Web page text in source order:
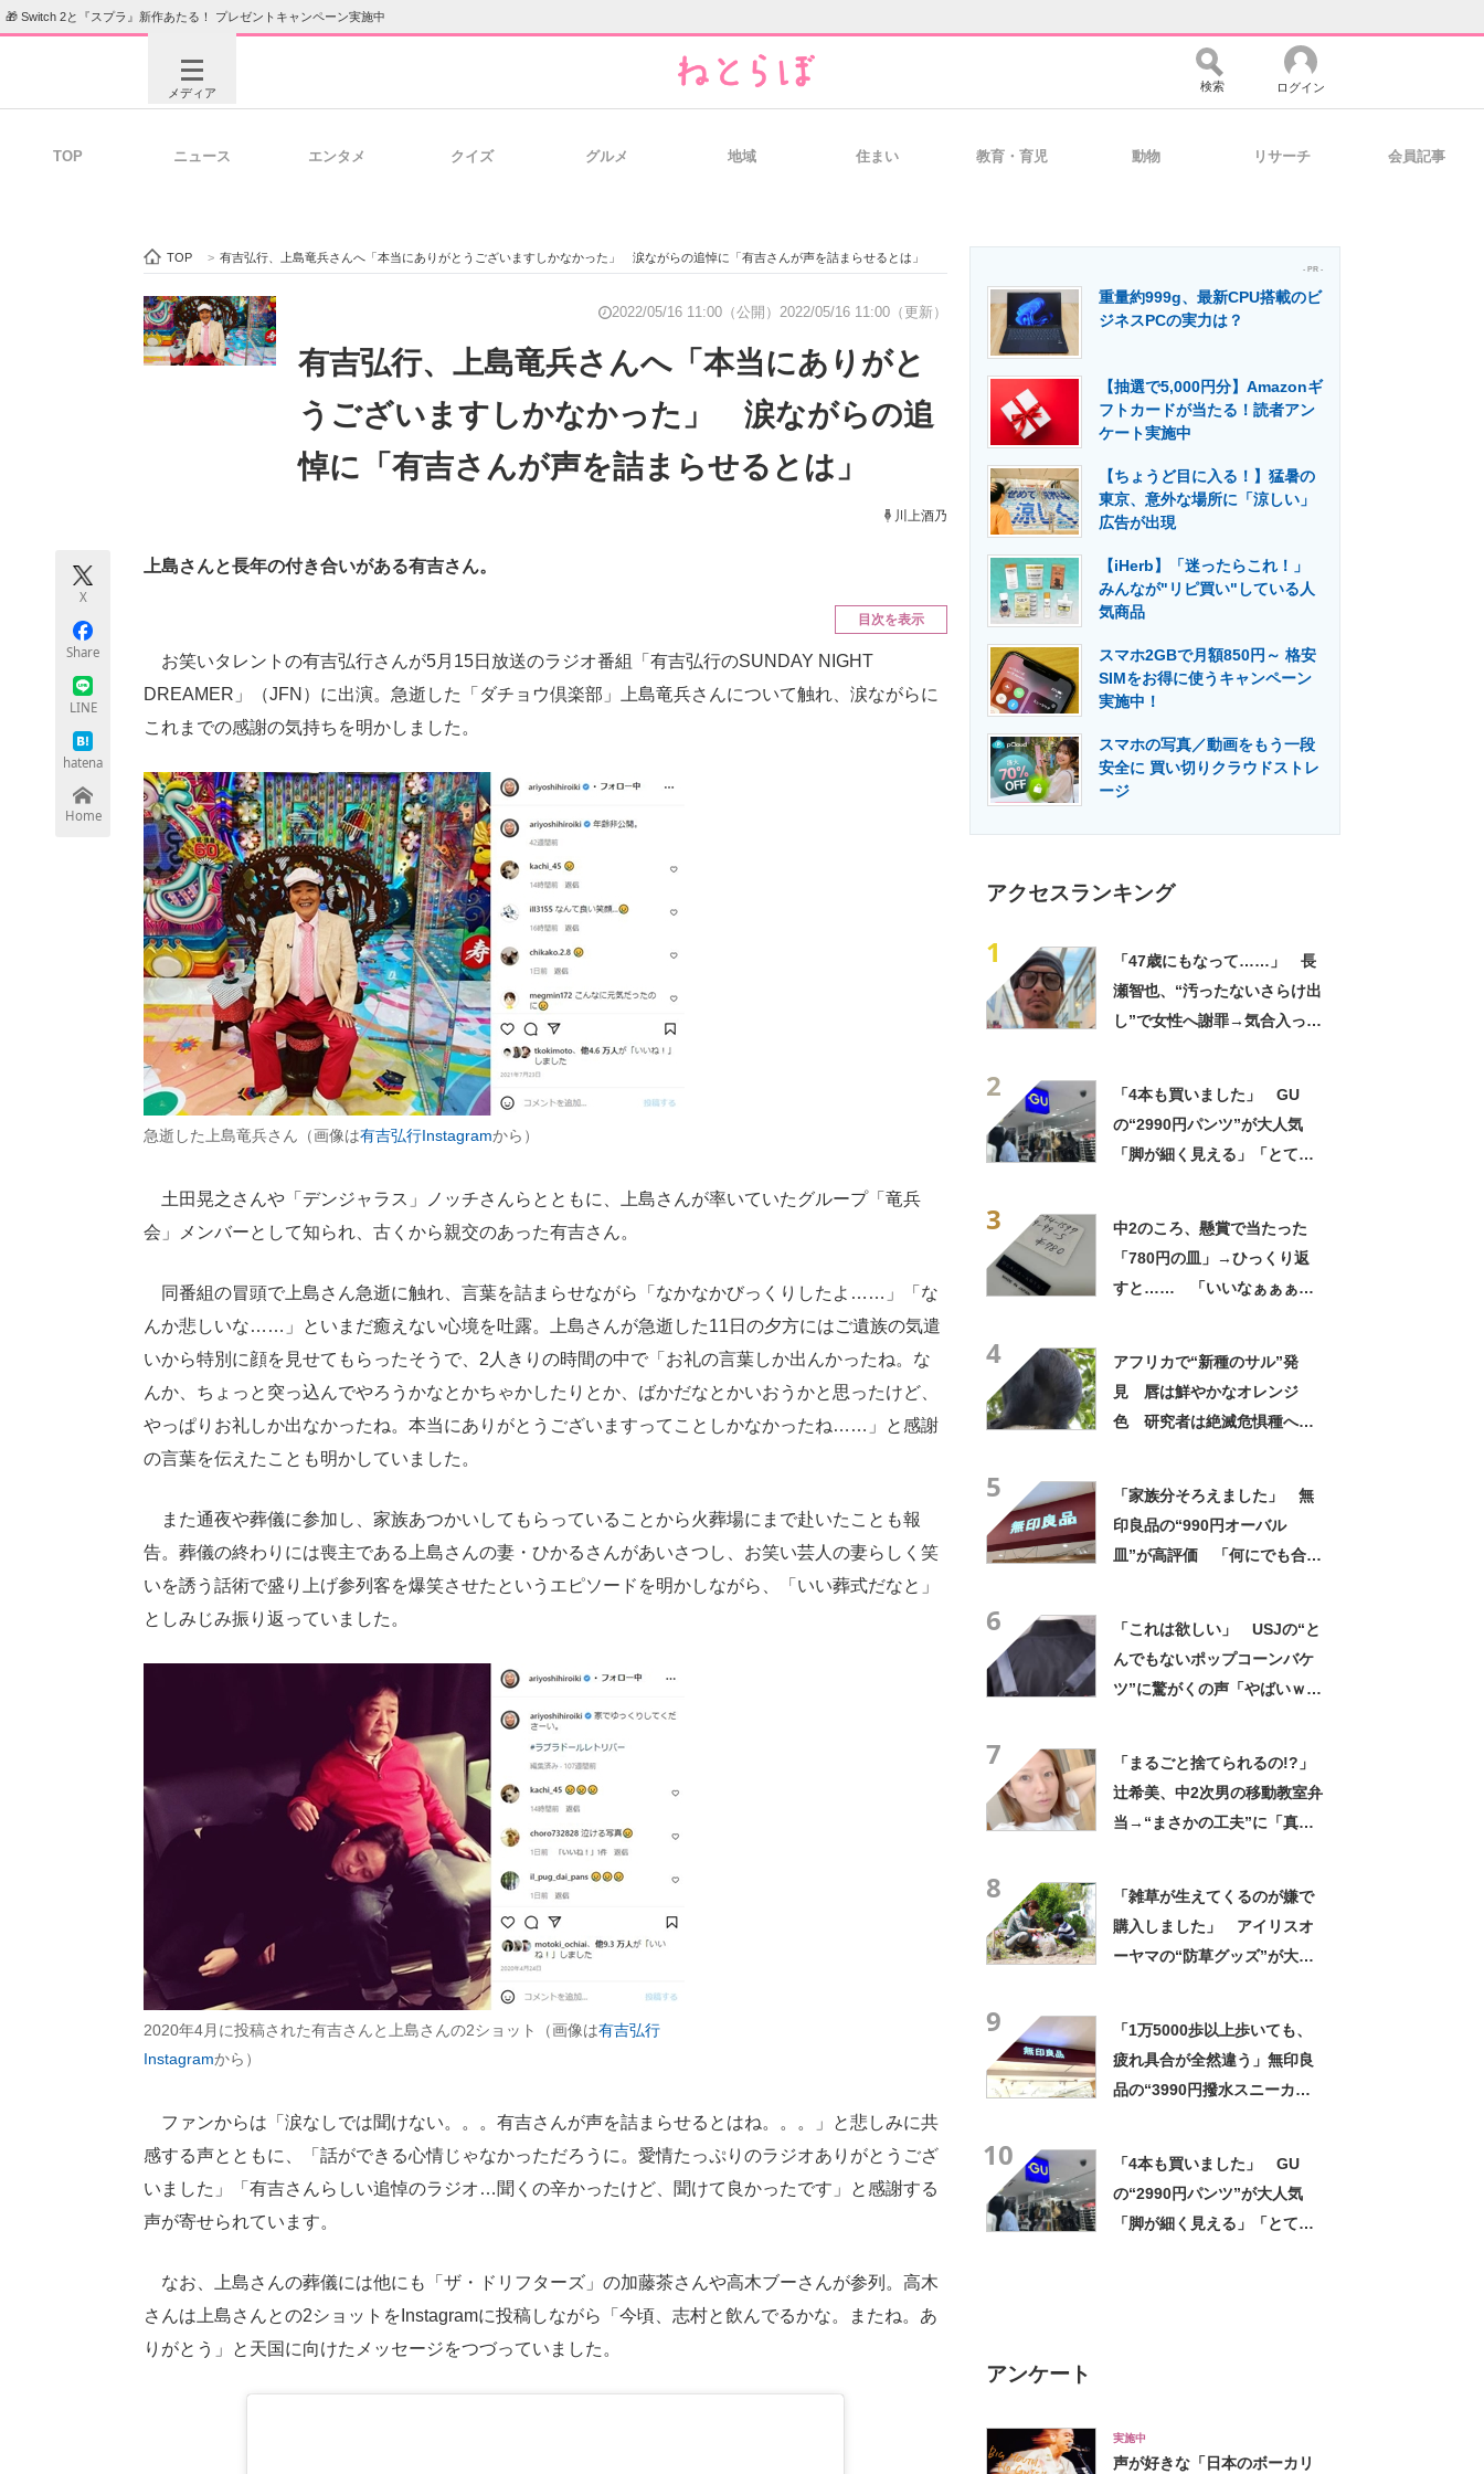
🎁 Switch 2と『スプラ』新作あたる！ プレゼントキャンペーン実施中
メディア
ビジネスと働き方のヒント 経営リーダーのコミュニティ マーケ×ITの今がよく分かる
ITエンジニア向け専門サイト 企業向けIT製品の総合サイト IT製品の技術・比較・事例 製造業のIT導入・活用を支援
エネルギーの専門メディア 建設×テクノロジーの最前線
検索 ログイン
TOP ニュース エンタメ クイズ グルメ 地域 住まい 教育・育児 動物 リサーチ 会員記事
TOP > 有吉弘行、上島竜兵さんへ「本当にありがとうございますしかなかった」 涙ながらの追悼に「有吉さんが声を詰まらせるとは」
2022/05/16 11:00（公開） 2022/05/16 11:00（更新）
有吉弘行、上島竜兵さんへ「本当にありがと
うございますしかなかった」 涙ながらの追
悼に「有吉さんが声を詰まらせるとは」
川上酒乃
X
Share
LINE
hatena
Home
上島さんと長年の付き合いがある有吉さん。
目次を表示
お笑いタレントの有吉弘行さんが5月15日放送のラジオ番組「有吉弘行のSUNDAY NIGHT
DREAMER」（JFN）に出演。急逝した「ダチョウ倶楽部」上島竜兵さんについて触れ、涙ながらに
これまでの感謝の気持ちを明かしました。
急逝した上島竜兵さん（画像は有吉弘行Instagramから）
土田晃之さんや「デンジャラス」ノッチさんらとともに、上島さんが率いていたグループ「竜兵
会」メンバーとして知られ、古くから親交のあった有吉さん。
同番組の冒頭で上島さん急逝に触れ、言葉を詰まらせながら「なかなかびっくりしたよ……」「な
んか悲しいな……」といまだ癒えない心境を吐露。上島さんが急逝した11日の夕方にはご遺族の気遣
いから特別に顔を見せてもらったそうで、2人きりの時間の中で「お礼の言葉しか出んかったね。な
んか、ちょっと突っ込んでやろうかなとかちゃかしたりとか、ばかだなとかいおうかと思ったけど、
やっぱりお礼しか出なかったね。本当にありがとうございますってことしかなかったね……」と感謝
の言葉を伝えたことも明かしていました。
また通夜や葬儀に参加し、家族あつかいしてもらっていることから火葬場にまで赴いたことも報
告。葬儀の終わりには喪主である上島さんの妻・ひかるさんがあいさつし、お笑い芸人の妻らしく笑
いを誘う話術で盛り上げ参列客を爆笑させたというエピソードを明かしながら、「いい葬式だなと」
としみじみ振り返っていました。
2020年4月に投稿された有吉さんと上島さんの2ショット（画像は有吉弘行
Instagramから）
ファンからは「涙なしでは聞けない。。。有吉さんが声を詰まらせるとはね。。。」と悲しみに共
感する声とともに、「話ができる心情じゃなかっただろうに。愛情たっぷりのラジオありがとうござ
いました」「有吉さんらしい追悼のラジオ…聞くの辛かったけど、聞けて良かったです」と感謝する
声が寄せられています。
なお、上島さんの葬儀には他にも「ザ・ドリフターズ」の加藤茶さんや高木ブーさんが参列。高木
さんは上島さんとの2ショットをInstagramに投稿しながら「今頃、志村と飲んでるかな。またね。あ
りがとう」と天国に向けたメッセージをつづっていました。
- PR -
重量約999g、最新CPU搭載のビ
ジネスPCの実力は？
【抽選で5,000円分】Amazonギ
フトカードが当たる！読者アン
ケート実施中
【ちょうど目に入る！】猛暑の
東京、意外な場所に「涼しい」
広告が出現
【iHerb】「迷ったらこれ！」
みんなが"リピ買い"している人
気商品
スマホ2GBで月額850円～ 格安
SIMをお得に使うキャンペーン
実施中！
スマホの写真／動画をもう一段
安全に 買い切りクラウドストレ
ージ
アクセスランキング
1
「47歳にもなって……」 長
瀬智也、“汚ったないさらけ出
し”で女性へ謝罪→気合入った
2
「4本も買いました」 GU
の“2990円パンツ”が大人気
「脚が細く見える」「とても
3
中2のころ、懸賞で当たった
「780円の皿」→ひっくり返
すと…… 「いいなぁぁぁぁ
4
アフリカで“新種のサル”発
見 唇は鮮やかなオレンジ
色 研究者は絶滅危惧種への
5
「家族分そろえました」 無
印良品の“990円オーバル
皿”が高評価 「何にでも合
6
「これは欲しい」 USJの“と
んでもないポップコーンバケ
ツ”に驚がくの声「やばいｗ
7
「まるごと捨てられるの!?」
辻希美、中2次男の移動教室弁
当→“まさかの工夫”に「真似
8
「雑草が生えてくるのが嫌で
購入しました」 アイリスオ
ーヤマの“防草グッズ”が大人
9
「1万5000歩以上歩いても、
疲れ具合が全然違う」無印良
品の“3990円撥水スニーカ
10
「4本も買いました」 GU
の“2990円パンツ”が大人気
「脚が細く見える」「とても
アンケート
実施中
声が好きな「日本のボーカリ